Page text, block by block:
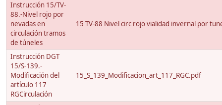
Instrucción 15/TV-
88.-Nivel rojo por
nevadas en
circulación tramos
de túneles
15 TV-88 Nivel circ rojo vialidad invernal por
Instrucción DGT
15/S-139.-
Modificación del
artículo 117
RGCirculación
15_S_139_Modificacion_art_117_RGC.pdf